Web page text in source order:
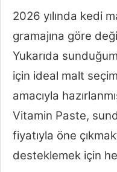
2026 yılında kedi
gramajına göre
Yukarıda
için ideal malt
amacıyla
Vitamin Paste,
fiyatıyla öne
desteklemek için